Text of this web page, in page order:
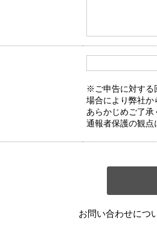
※ご申告に対する
場合により弊社か
あらかじめご了承
通報者保護の観点
お問い合わせにつ